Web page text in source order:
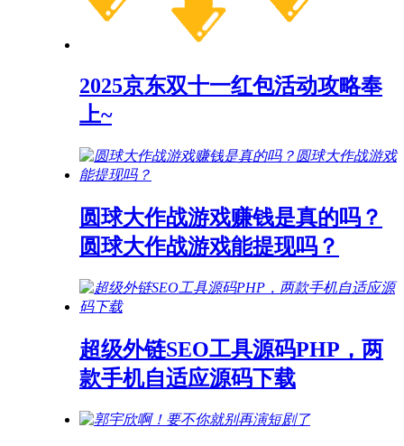
2025京东双十一红包活动攻略奉
上~
圆球大作战游戏赚钱是真的吗？
圆球大作战游戏能提现吗？
超级外链SEO工具源码PHP，两
款手机自适应源码下载